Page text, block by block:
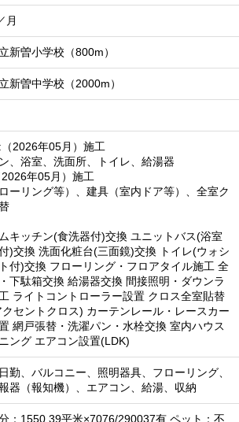
月
新曽小学校（800m）
新曽中学校（2000m）
2026年05月）施工
、浴室、洗面所、トイレ、給湯器
年05月）施工
ーリング等）、建具（室内ドア等）、全室ク
キッチン(食洗器付)交換 ユニットバス(浴室
)交換 洗面化粧台(三面鏡)交換 トイレ(ウォシ
付)交換 フローリング・フロアタイル施工 全
下駄箱交換 給湯器交換 間接照明・ダウンラ
ライトコントローラー設置 クロス全室貼替
セントクロス) カーテンレール・レースカー
網戸張替・洗濯パン・水栓交換 室内ハウス
ング エアコン設置(LDK)
勤、バルコニー、照明器具、フローリング、
器（報知機）、エアコン、給湯、収納
：1550.39平米×7076/290037有 ペット：不